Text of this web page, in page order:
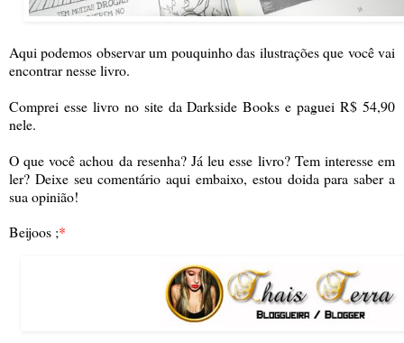
Aqui podemos observar um pouquinho das ilustrações que você vai
encontrar nesse livro.
Comprei esse livro no site da Darkside Books e paguei R$ 54,90
nele.
O que você achou da resenha? Já leu esse livro? Tem interesse em
ler? Deixe seu comentário aqui embaixo, estou doida para saber a
sua opinião!
Beijoos ;*